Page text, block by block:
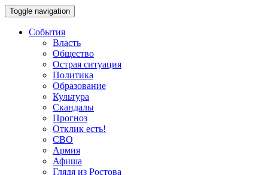
Toggle navigation
События
Власть
Общество
Острая ситуация
Политика
Образование
Культура
Скандалы
Прогноз
Отклик есть!
СВО
Армия
Афиша
Глядя из Ростова